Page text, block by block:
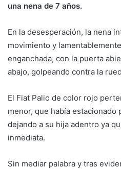
una nena de 7 años.
En la desesperación, la nena
movimiento y
enganchada, con la puerta
abajo, golpeando contra la
El Fiat Palio de color rojo
menor, que había estacionado
dejando a su hija adentro ya
inmediata.
Sin mediar palabra y tras